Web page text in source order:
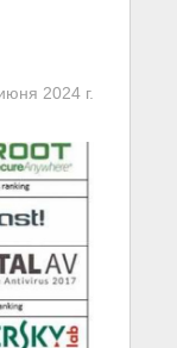
2024 г.